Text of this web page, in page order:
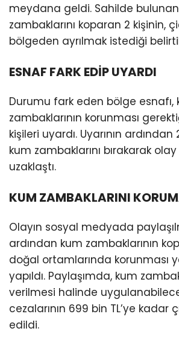
meydana geldi. Sahilde
zambaklarını koparan 2 kişinin,
bölgeden ayrılmak istediği
ESNAF FARK EDİP UYARDI
Durumu fark eden bölge esnafı,
zambaklarının korunması
kişileri uyardı. Uyarının
kum zambaklarını bırakarak
uzaklaştı.
KUM ZAMBAKLARINI
Olayın sosyal medyada
ardından kum zambaklarının
doğal ortamlarında korunması
yapıldı. Paylaşımda, kum
verilmesi halinde
cezalarının 699 bin TL’ye kadar
edildi.